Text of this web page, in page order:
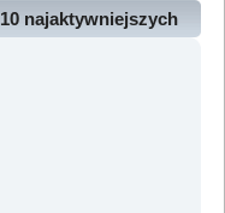
10 najaktywniejszych